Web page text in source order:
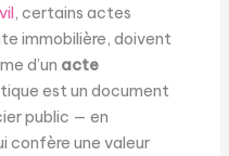
, certains actes
immobilière, doivent
d’un acte
est un document
public — en
confère une valeur